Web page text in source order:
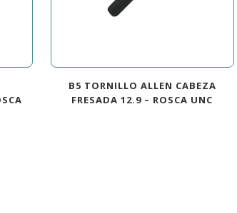
B5 TORNILLO ALLEN CABEZA
FRESADA 12.9 – ROSCA UNC